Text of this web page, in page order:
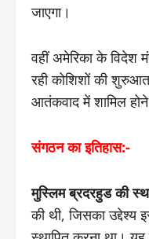
जाएगा।
वहीं अमेरिका के विदेश
रही कोश‍िशों की
आतंकवाद में शामिल
संगठन का इतिहास:-
मुस्लिम ब्रदरहुड की
की थी, जिसका उद्देश्य